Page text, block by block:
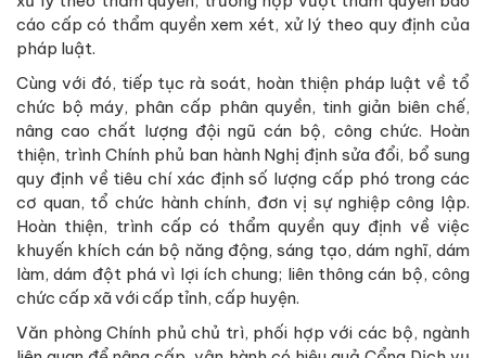
cáo cấp có thẩm quyền xem xét, xử lý theo quy định của
pháp luật.
Cùng với đó, tiếp tục rà soát, hoàn thiện pháp luật về tổ
chức bộ máy, phân cấp phân quyền, tinh giản biên chế,
nâng cao chất lượng đội ngũ cán bộ, công chức. Hoàn
thiện, trình Chính phủ ban hành Nghị định sửa đổi, bổ sung
quy định về tiêu chí xác định số lượng cấp phó trong các
cơ quan, tổ chức hành chính, đơn vị sự nghiệp công lập.
Hoàn thiện, trình cấp có thẩm quyền quy định về việc
khuyến khích cán bộ năng động, sáng tạo, dám nghĩ, dám
làm, dám đột phá vì lợi ích chung; liên thông cán bộ, công
chức cấp xã với cấp tỉnh, cấp huyện.
Văn phòng Chính phủ chủ trì, phối hợp với các bộ, ngành